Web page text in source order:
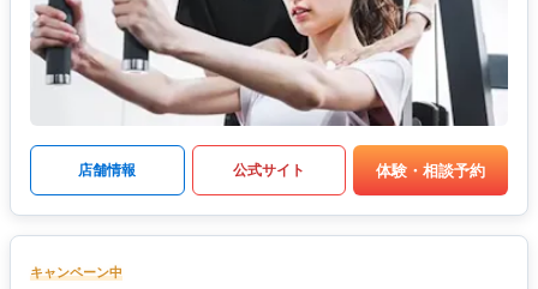
店舗情報 公式サイト 体験・相談予約
キャンペーン中